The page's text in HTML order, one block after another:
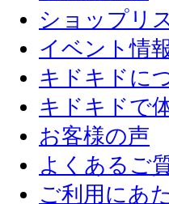
ショップリ
イベント情
キドキドに
キドキドで
お客様の声
よくあるご
ご利用にあ